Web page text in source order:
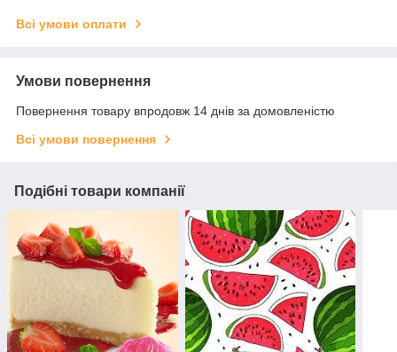
Всі умови оплати
Умови повернення
Повернення товару впродовж 14 днів за домовленістю
Всі умови повернення
Подібні товари компанії